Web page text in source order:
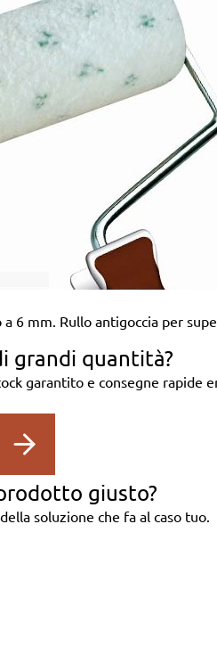
6 mm. Rullo antigoccia per
grandi quantità?
garantito e consegne rapide
giusto?
soluzione che fa al caso tuo.